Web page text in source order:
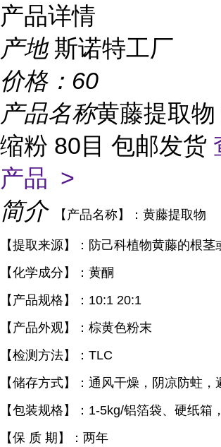
产品详情
产地 斯诺特工厂
价格： 60
产品名称黄藤提取物
缩粉 80目 包邮发货
产品 >
简介
【产品名称】：黄藤提取物
【提取来源】：防己科植物黄藤的根茎
【化学成分】：黄酮
【产品规格】：10:1 20:1
【产品外观】：棕黄色粉末
【检测方法】：TLC
【储存方式】：通风干燥，阴凉防蛀，
【包装规格】：1-5kg/铝箔袋、硬纸箱
【保 质 期】：两年